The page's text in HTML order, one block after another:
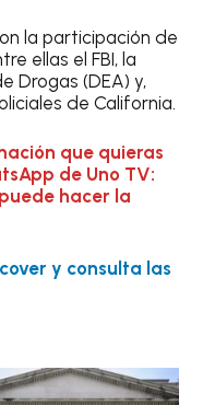
la participación de
ellas el FBI, la
Drogas (DEA) y,
de California.
que quieras
de Uno TV:
hacer la
y consulta las